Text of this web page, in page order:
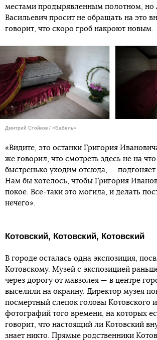
местами продырявленным полотном, но
Васильевич просит не обращать на это
говорит, что скоро гроб накроют новым.
Дмитрий Стойков / «Бабель»
«Видите, это останки Григория
же говорил, что смотреть здесь не на
быстренько уходим отсюда, —
Нам бы хотелось, чтобы Григория
покое. Все-таки это могила, и делать
нечего».
Котовский, Котовский, Котовский
В городе осталась одна экспозиция,
Котовскому. Музей с экспозицией
через дорогу от мавзолея — в центре
выселили на окраину. Директор музея
посмертный слепок головы Котовского
фотографий того времени, на которых
говорит, что настоящий ли Котовский
знает никто. Прямые родственники